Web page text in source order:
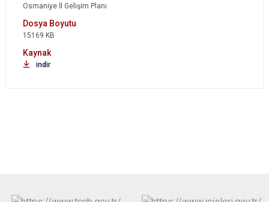
Osmaniye İl Gelişim Planı
15169 KB
indir